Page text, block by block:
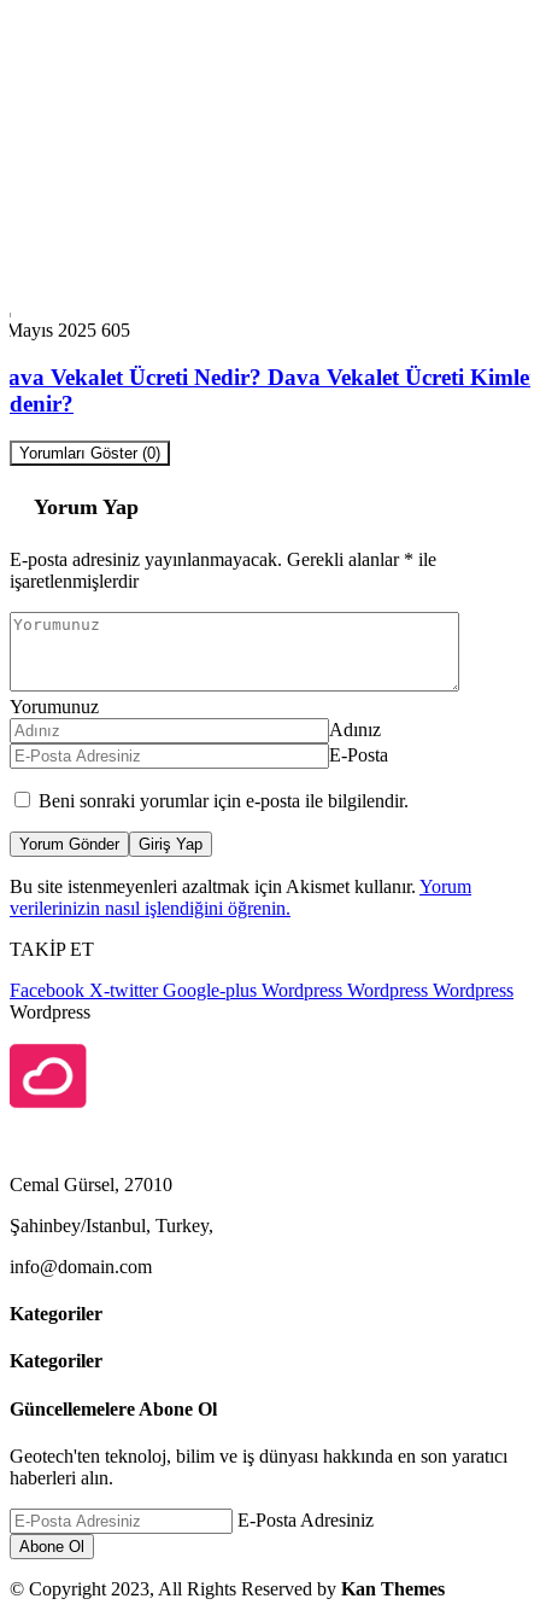
Mayıs 2025 605
Vekalet Ücreti Nedir? Dava Vekalet Ücreti
Yorumları Göster (0)
Yorum Yap
E-posta adresiniz yayınlanmayacak. Gerekli alanlar * ile
işaretlenmişlerdir
Yorumunuz
Adınız
E-Posta
Beni sonraki yorumlar için e-posta ile bilgilendir.
Yorum Gönder Giriş Yap
Bu site istenmeyenleri azaltmak için Akismet kullanır. Yorum
verilerinizin nasıl işlendiğini öğrenin.
TAKİP ET
Facebook X-twitter Google-plus Wordpress Wordpress Wordpress
Wordpress
Cemal Gürsel, 27010
Şahinbey/Istanbul, Turkey,
info@domain.com
Kategoriler
Kategoriler
Güncellemelere Abone Ol
Geotech'ten teknoloj, bilim ve iş dünyası hakkında en son yaratıcı
haberleri alın.
E-Posta Adresiniz
© Copyright 2023, All Rights Reserved by Kan Themes